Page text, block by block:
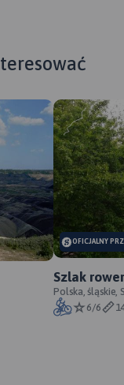
W
OFICJALNY
Szlak
oficjalny
Polska, śląskie,
6/6